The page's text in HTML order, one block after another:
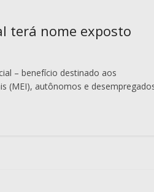
terá nome exposto
– benefício destinado aos
(MEI), autônomos e